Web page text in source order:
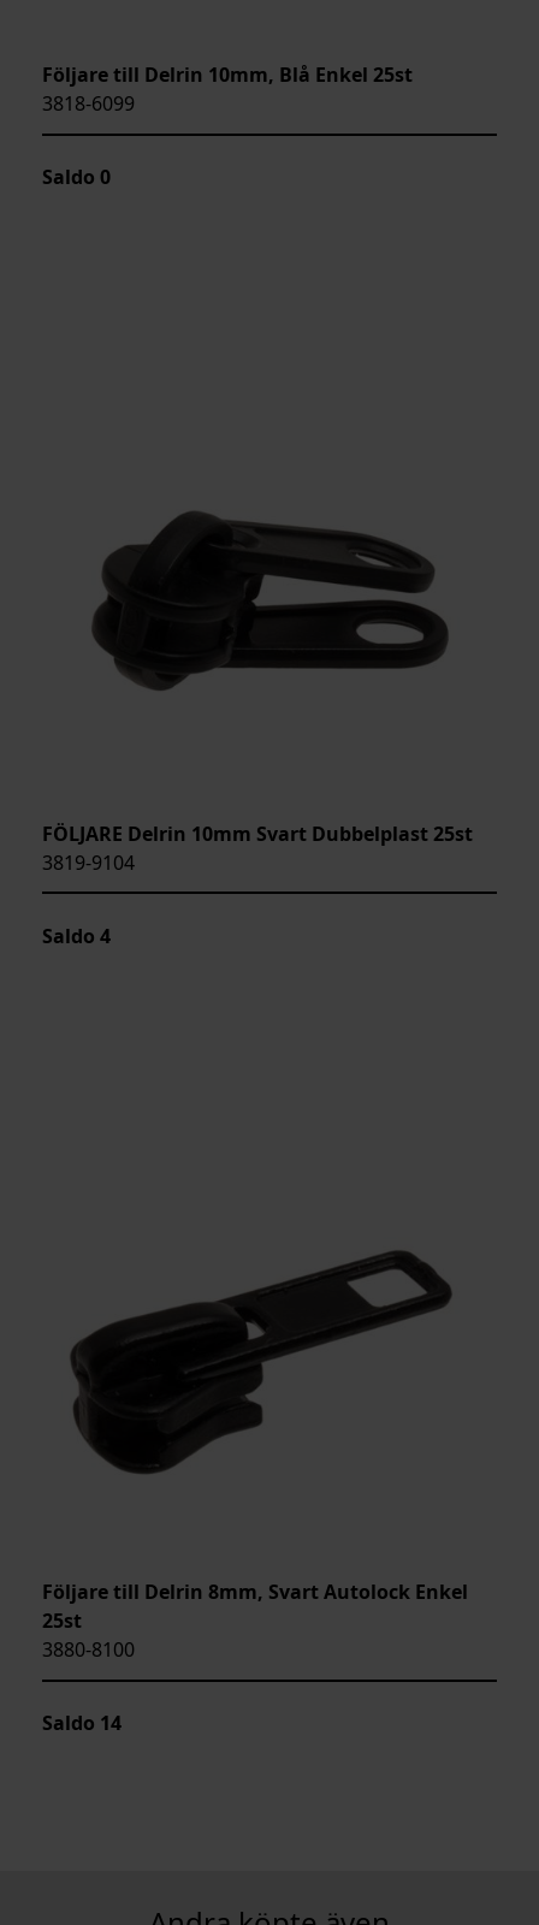
Följare till Delrin 10mm, Blå Enkel 25st
3818-6099
Saldo 0
FÖLJARE Delrin 10mm Svart Dubbelplast 25st
3819-9104
Saldo 4
Följare till Delrin 8mm, Svart Autolock Enkel
25st
3880-8100
Saldo 14